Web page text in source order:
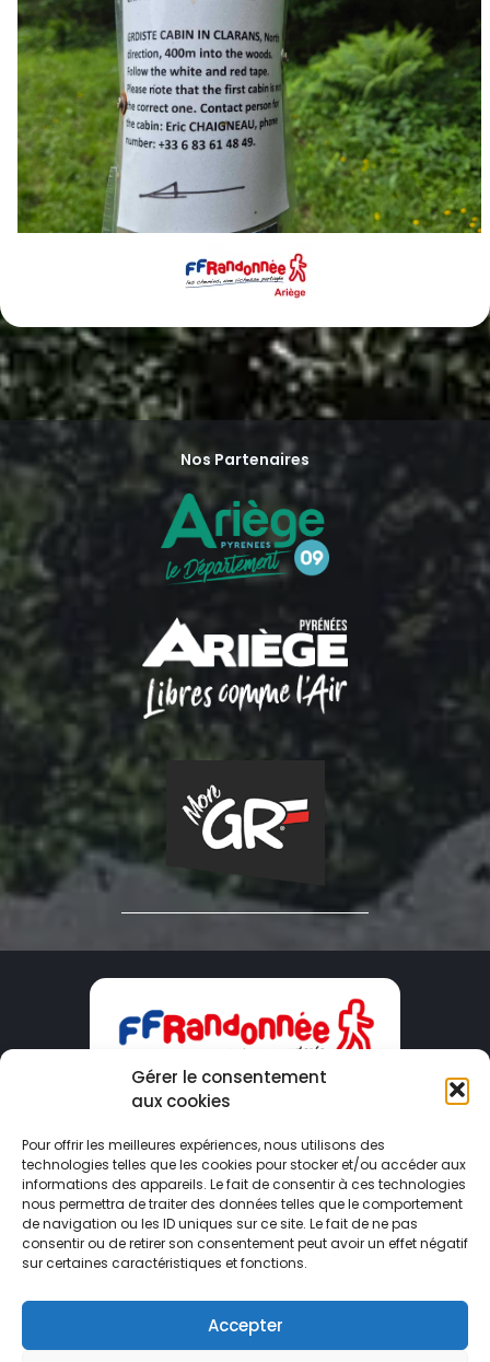
Gérer le consentement
aux cookies
Pour offrir les meilleures expériences, nous utilisons des
technologies telles que les cookies pour stocker et/ou accéder aux
informations des appareils. Le fait de consentir à ces technologies
nous permettra de traiter des données telles que le comportement
de navigation ou les ID uniques sur ce site. Le fait de ne pas
consentir ou de retirer son consentement peut avoir un effet négatif
sur certaines caractéristiques et fonctions.
Accepter
Nos Partenaires
CDRP09
Maison du Tourisme – 2 Boulevard Du Sud
09000 FOIX
ariege@ffrandonnee.fr
05 34 09 02 09